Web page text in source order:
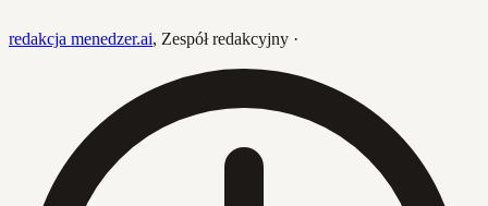
redakcja menedzer.ai, Zespół redakcyjny ·